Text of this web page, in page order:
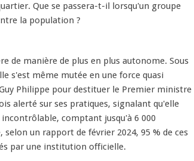
Que se passera-t-il lorsqu'un groupe
la population ?
de manière de plus en plus autonome. Sous
s'est même mutée en une force quasi
Philippe pour destituer le Premier ministre
alerté sur ses pratiques, signalant qu'elle
comptant jusqu'à 6 000
selon un rapport de février 2024, 95 % de ces
par une institution officielle.